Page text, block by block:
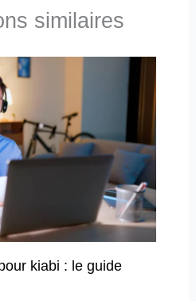
similaires
kiabi : le guide